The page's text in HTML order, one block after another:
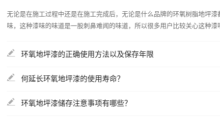
无论是在施工过程中还是在施工完成后，无论是什么品牌的环氧树脂地坪漆
味，这种漆味的味道是一股刺鼻难闻的味道，所以很多用户比较关心这种漆
环氧地坪漆的正确使用方法以及保存年限
何延长环氧地坪漆的使用寿命？
环氧地坪漆储存注意事项有哪些？